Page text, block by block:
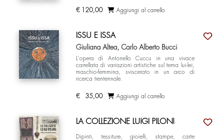
€ 120,00 Aggiungi al carrello
ISSU E ISSA
Giuliana Altea, Carlo Alberto Bucci
L'opera di Antonello Cuccu in una vivace
carrellata di variazioni artistiche sul tema lui-lei,
maschio-femmina, sviscerato in un arco di
ricerca trentennale.
€ 35,00 Aggiungi al carrello
LA COLLEZIONE LUIGI PILONI
Dipinti, tessiture, gioielli, stampe, carte